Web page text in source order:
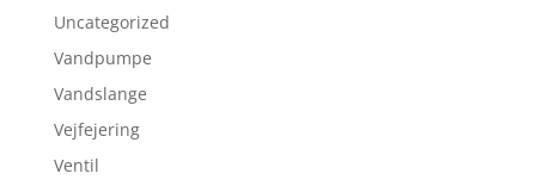
Uncategorized
Vandpumpe
Vandslange
Vejfejering
Ventil